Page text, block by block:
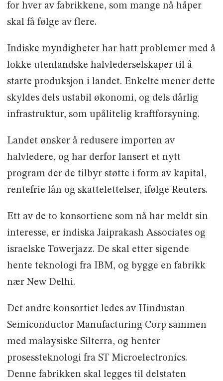
for hver av fabrikkene, som mange nå håper
skal få følge av flere.
Indiske myndigheter har hatt problemer med å
lokke utenlandske halvlederselskaper til å
starte produksjon i landet. Enkelte mener dette
skyldes dels ustabil økonomi, og dels dårlig
infrastruktur, som upålitelig kraftforsyning.
Landet ønsker å redusere importen av
halvledere, og har derfor lansert et nytt
program der de tilbyr støtte i form av kapital,
rentefrie lån og skattelettelser, ifølge Reuters.
Ett av de to konsortiene som nå har meldt sin
interesse, er indiska Jaiprakash Associates og
israelske Towerjazz. De skal etter sigende
hente teknologi fra IBM, og bygge en fabrikk
nær New Delhi.
Det andre konsortiet ledes av Hindustan
Semiconductor Manufacturing Corp sammen
med malaysiske Silterra, og henter
prosessteknologi fra ST Microelectronics.
Denne fabrikken skal legges til delstaten